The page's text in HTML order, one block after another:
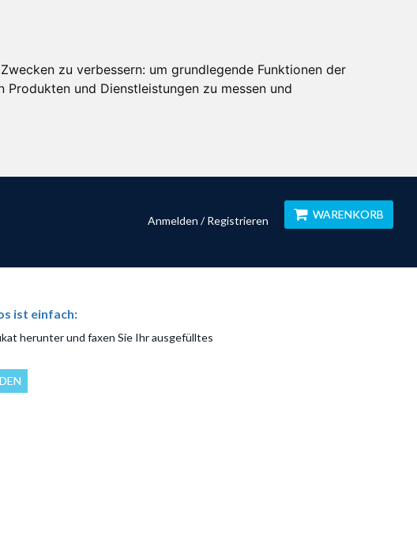
zu verbessern: um grundlegende Funktionen der
Produkten und Dienstleistungen zu messen und
Anmelden / Registrieren WARENKORB
ist einfach:
herunter und faxen Sie Ihr ausgefülltes